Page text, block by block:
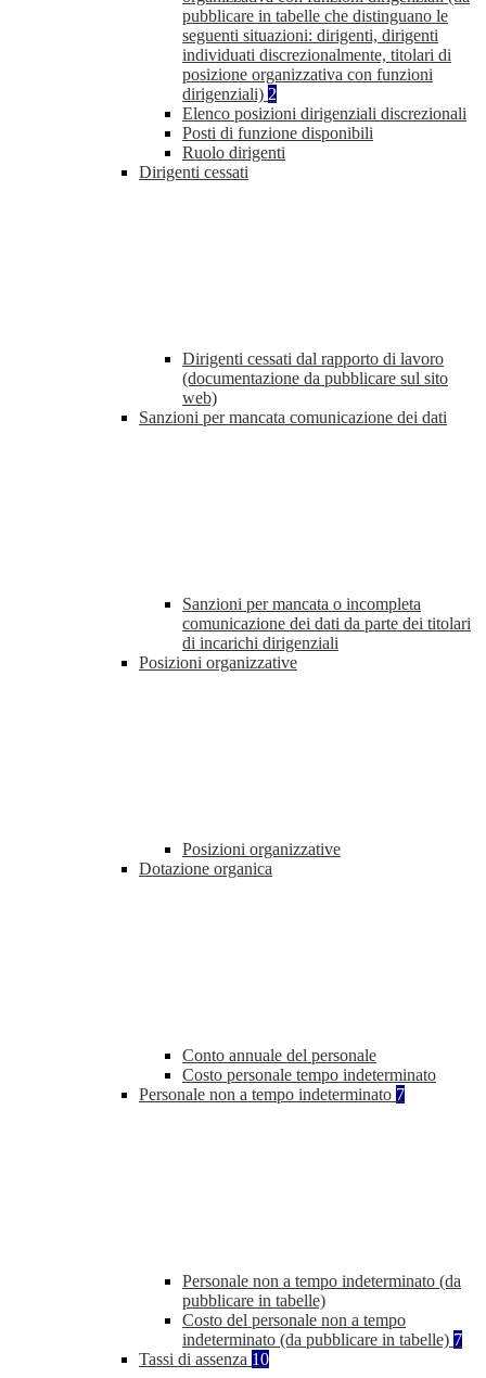
pubblicare in tabelle che distinguano le
seguenti situazioni: dirigenti, dirigenti
individuati discrezionalmente, titolari di
posizione organizzativa con funzioni
dirigenziali) 2
Elenco posizioni dirigenziali discrezionali
Posti di funzione disponibili
Ruolo dirigenti
Dirigenti cessati
Dirigenti cessati dal rapporto di lavoro
(documentazione da pubblicare sul sito
web)
Sanzioni per mancata comunicazione dei dati
Sanzioni per mancata o incompleta
comunicazione dei dati da parte dei titolari
di incarichi dirigenziali
Posizioni organizzative
Posizioni organizzative
Dotazione organica
Conto annuale del personale
Costo personale tempo indeterminato
Personale non a tempo indeterminato 7
Personale non a tempo indeterminato (da
pubblicare in tabelle)
Costo del personale non a tempo
indeterminato (da pubblicare in tabelle) 7
Tassi di assenza 10